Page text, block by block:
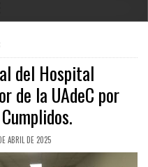
del Hospital
de la UAdeC por
ABRIL DE 2025